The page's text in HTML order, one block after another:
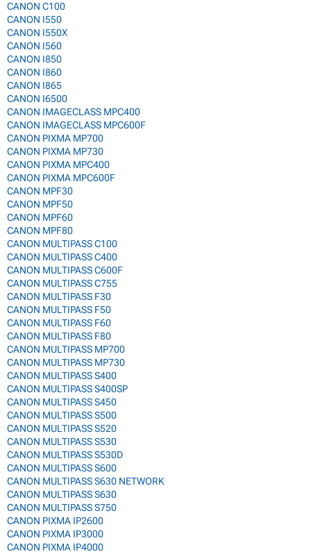
CANON C100
CANON I550
CANON I550X
CANON I560
CANON I850
CANON I860
CANON I865
CANON I6500
CANON IMAGECLASS MPC400
CANON IMAGECLASS MPC600F
CANON PIXMA MP700
CANON PIXMA MP730
CANON PIXMA MPC400
CANON PIXMA MPC600F
CANON MPF30
CANON MPF50
CANON MPF60
CANON MPF80
CANON MULTIPASS C100
CANON MULTIPASS C400
CANON MULTIPASS C600F
CANON MULTIPASS C755
CANON MULTIPASS F30
CANON MULTIPASS F50
CANON MULTIPASS F60
CANON MULTIPASS F80
CANON MULTIPASS MP700
CANON MULTIPASS MP730
CANON MULTIPASS S400
CANON MULTIPASS S400SP
CANON MULTIPASS S450
CANON MULTIPASS S500
CANON MULTIPASS S520
CANON MULTIPASS S530
CANON MULTIPASS S530D
CANON MULTIPASS S600
CANON MULTIPASS S630 NETWORK
CANON MULTIPASS S630
CANON MULTIPASS S750
CANON PIXMA IP2600
CANON PIXMA IP3000
CANON PIXMA IP4000